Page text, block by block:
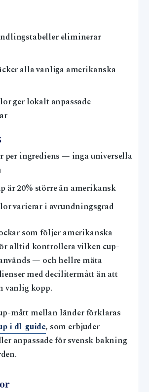
eliminerar
alla vanliga amerikanska
ger lokalt anpassade
per ingrediens — inga universella
är 20% större än amerikansk
varierar i avrundningsgrad
som följer amerikanska
alltid kontrollera vilken cup-
— och hellre mäta
med decilitermått än att
vanlig kopp.
mått mellan länder förklaras
i dl-guide, som erbjuder
anpassade för svensk bakning